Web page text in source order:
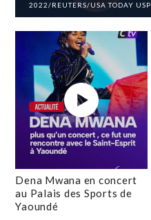
2022/REUTERS/USA TODAY
Dena Mwana en concert
au Palais des Sports de
Yaoundé